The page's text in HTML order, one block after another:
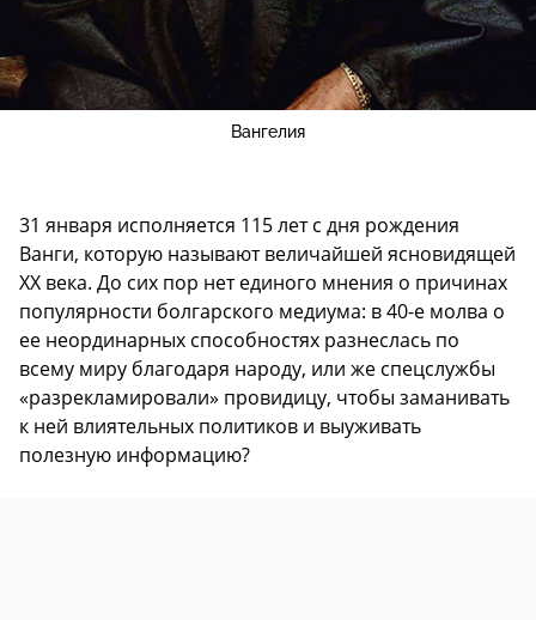
Вангелия
31 января исполняется 115 лет с дня рождения
Ванги, которую называют величайшей ясновидящей
ХХ века. До сих пор нет единого мнения о причинах
популярности болгарского медиума: в 40-е молва о
ее неординарных способностях разнеслась по
всему миру благодаря народу, или же спецслужбы
«разрекламировали» провидицу, чтобы заманивать
к ней влиятельных политиков и выуживать
полезную информацию?